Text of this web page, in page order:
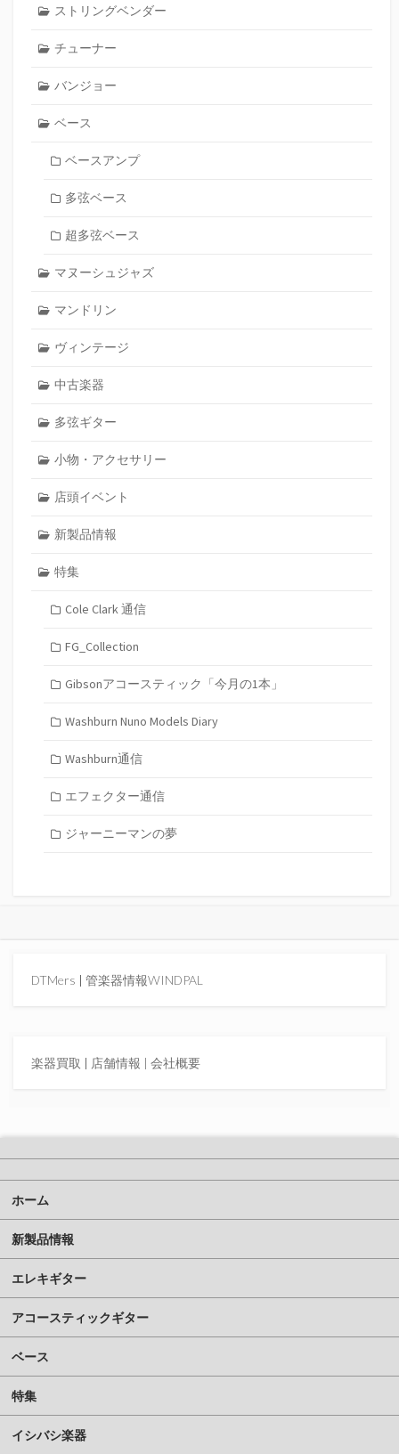
ストリングベンダー
チューナー
バンジョー
ベース
ベースアンプ
多弦ベース
超多弦ベース
マヌーシュジャズ
マンドリン
ヴィンテージ
中古楽器
多弦ギター
小物・アクセサリー
店頭イベント
新製品情報
特集
Cole Clark 通信
FG_Collection
Gibsonアコースティック「今月の1本」
Washburn Nuno Models Diary
Washburn通信
エフェクター通信
ジャーニーマンの夢
DTMers | 管楽器情報WINDPAL
楽器買取 | 店舗情報 | 会社概要
ホーム
新製品情報
エレキギター
アコースティックギター
ベース
特集
イシバシ楽器